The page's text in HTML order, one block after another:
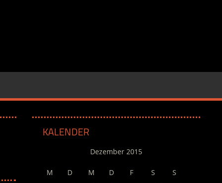
KALENDER
Dezember 2015
M D M D F S
S